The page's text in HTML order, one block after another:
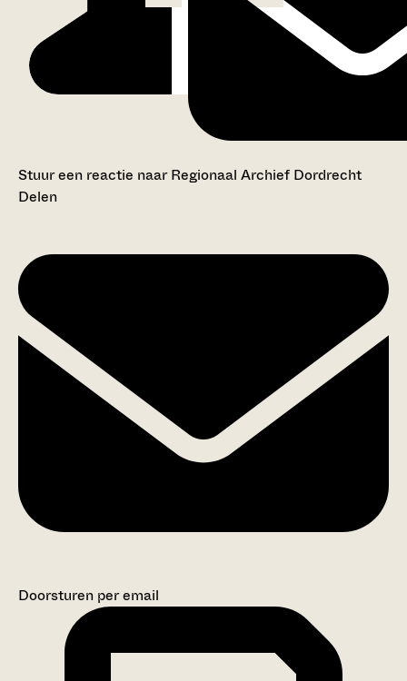
Stuur een reactie naar Regionaal Archief Dordrecht
Delen
Doorsturen per email